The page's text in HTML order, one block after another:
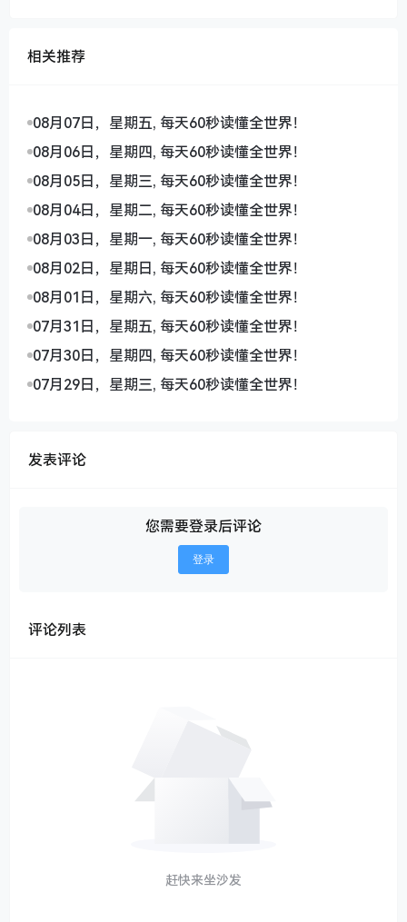
相关推荐
08月07日，星期五, 每天60秒读懂全世界！
08月06日，星期四, 每天60秒读懂全世界！
08月05日，星期三, 每天60秒读懂全世界！
08月04日，星期二, 每天60秒读懂全世界！
08月03日，星期一, 每天60秒读懂全世界！
08月02日，星期日, 每天60秒读懂全世界！
08月01日，星期六, 每天60秒读懂全世界！
07月31日，星期五, 每天60秒读懂全世界！
07月30日，星期四, 每天60秒读懂全世界！
07月29日，星期三, 每天60秒读懂全世界！
发表评论
您需要登录后评论
登录
评论列表
赶快来坐沙发